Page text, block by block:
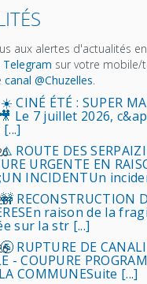
aux alertes d'actualités
Telegram sur votre
canal @Chuzelles.
CINÉ ÉTÉ : SUPER
Le 7 juillet 2026,
ROUTE DES
URGENTE EN
INCIDENTUn
RECONSTRUCTION
raison de la
sur la str [...]
RUPTURE DE
- COUPURE
COMMUNESuite [...]